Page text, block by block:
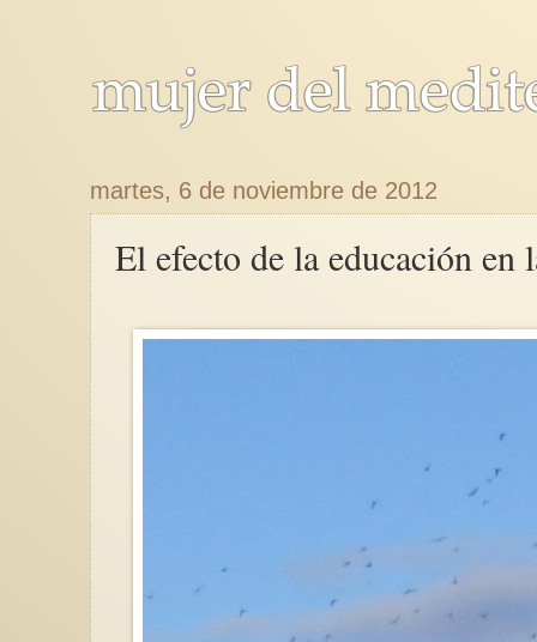
martes, 6 de noviembre de 2012
El efecto de la educación en